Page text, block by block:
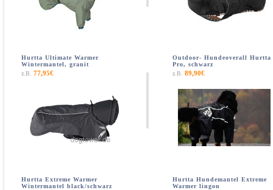
Hurtta Ultimate Warmer
Wintermantel, granit
z.B. 77,95€
Outdoor- Hundeoverall Hurtta
Pro, schwarz
z.B. 89,90€
Hurtta Extreme Warmer
Wintermantel black/schwarz
Hurtta Hundemantel Extreme
Warmer lingon